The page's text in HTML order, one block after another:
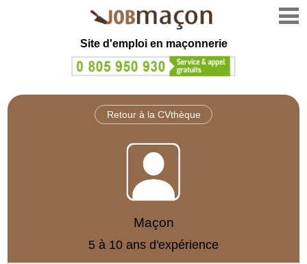
Site d'emploi en maçonnerie
Retour à la CVthèque
Maçon
5 à 10 ans d'expérience